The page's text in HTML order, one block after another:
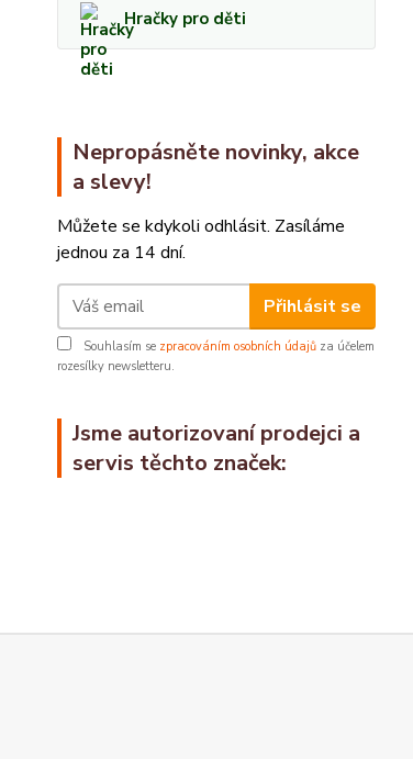
Hračky pro děti
Nepropásněte novinky, akce
a slevy!
Můžete se kdykoli odhlásit. Zasíláme
jednou za 14 dní.
Přihlásit se
Souhlasím se zpracováním osobních údajů za účelem
rozesílky newsletteru.
Jsme autorizovaní prodejci a
servis těchto značek: